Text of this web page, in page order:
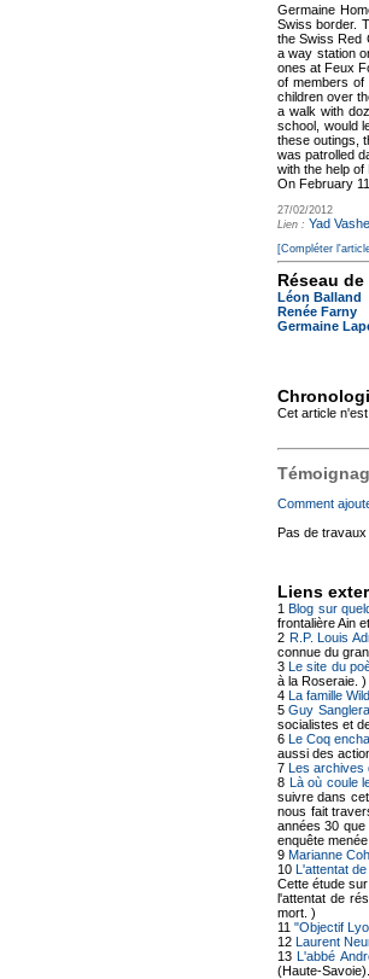
Germaine
Swiss border.
the Swiss Red
a way station
ones at Feux
of members of
children over
a walk with
school, would
these outings,
was patrolled
with the help
On February
27/02/2012
Lien : Yad
[Compléter
Réseau
Léon Balland
Renée Farny
Germaine
Cet article
Comment
Pas de
Liens
1Blog sur
frontalière Ain
2 R.P. Louis
connue du
3Le site du
à la Roseraie. )
4 La famille
5Guy
socialistes et
6 Le Coq
aussi des
7 Les archives
8 Là où coule
suivre dans
nous fait
années 30
enquête
9 Marianne
10 L'attentat
Cette étude
l'attentat de
mort. )
11 "Objectif
12 Laurent
13L'abbé
(Haute-